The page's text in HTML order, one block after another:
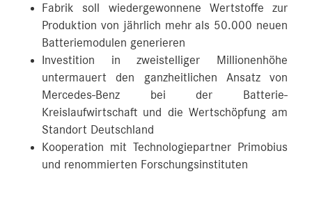
Fabrik soll wiedergewonnene Wertstoffe zur
Produktion von jährlich mehr als 50.000 neuen
Batteriemodulen generieren
Investition in zweistelliger Millionenhöhe
untermauert den ganzheitlichen Ansatz von
Mercedes-Benz bei der Batterie-
Kreislaufwirtschaft und die Wertschöpfung am
Standort Deutschland
Kooperation mit Technologiepartner Primobius
und renommierten Forschungsinstituten